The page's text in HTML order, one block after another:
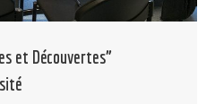
et Découvertes”